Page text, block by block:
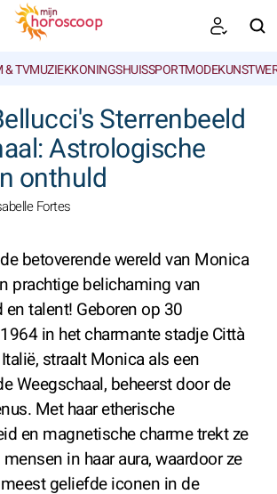
& TVMUZIEKKONINGSHUISSPORTMODE
Sterrenbeeld
Astrologische
onthuld
Fortes
betoverende wereld van Monica
prachtige belichaming van
talent! Geboren op 30
in het charmante stadje Città
straalt Monica als een
Weegschaal, beheerst door de
Met haar etherische
en magnetische charme trekt ze
in haar aura, waardoor ze
geliefde iconen in de